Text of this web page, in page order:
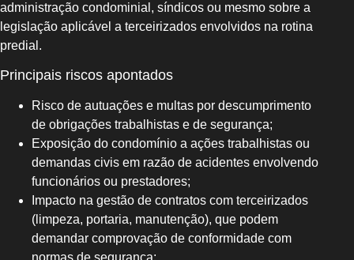
administração condominial, síndicos ou mesmo sobre a
legislação aplicável a terceirizados envolvidos na rotina
predial.
Principais riscos apontados
Risco de autuações e multas por descumprimento
de obrigações trabalhistas e de segurança;
Exposição do condomínio a ações trabalhistas ou
demandas civis em razão de acidentes envolvendo
funcionários ou prestadores;
Impacto na gestão de contratos com terceirizados
(limpeza, portaria, manutenção), que podem
demandar comprovação de conformidade com
normas de segurança;